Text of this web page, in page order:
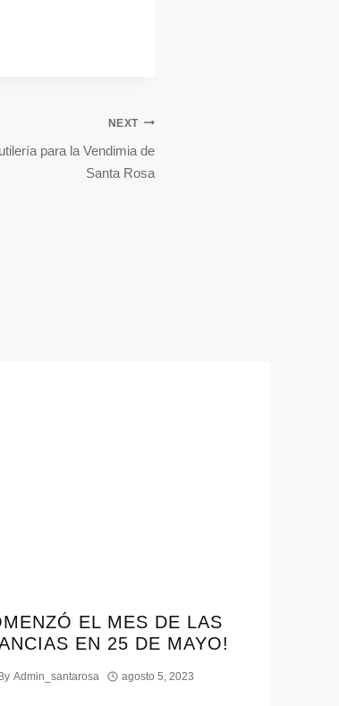
NEXT
para la Vendimia de
Santa Rosa
EL MES DE LAS
EN 25 DE MAYO!
Admin_santarosa agosto 5, 2023